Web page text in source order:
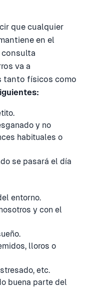
que cualquier
en el
consulta
va a
tanto físicos como
y no
habituales o
se pasará el día
entorno.
y con el
lloros o
etc.
buena parte del